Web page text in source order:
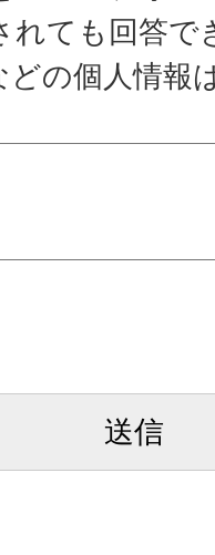
れても回答
どの個人情報